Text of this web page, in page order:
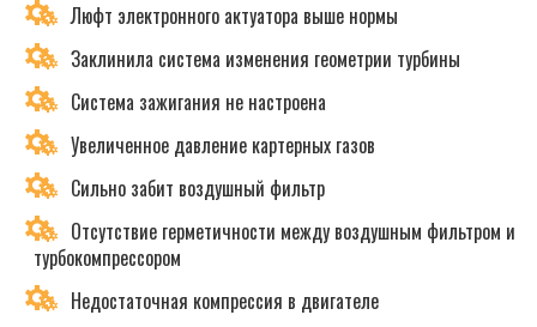
Люфт электронного актуатора выше нормы
Заклинила система изменения геометрии турбины
Система зажигания не настроена
Увеличенное давление картерных газов
Сильно забит воздушный фильтр
Отсутствие герметичности между воздушным фильтром и
турбокомпрессором
Недостаточная компрессия в двигателе